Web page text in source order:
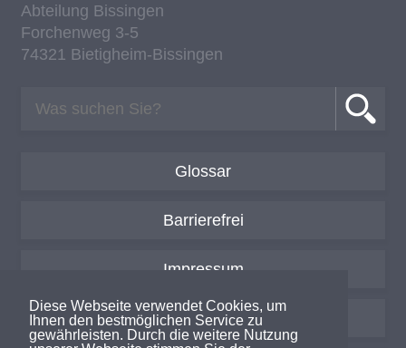
Diese Webseite verwendet Cookies, um
Ihnen den bestmöglichen Service zu
gewährleisten. Durch die weitere Nutzung
Ab­tei­lung Bis­sin­gen
For­chen­weg 3-5
74321 Bie­tig­heim-Bis­sin­gen
Glossar
Barrierefrei
Impressum
Datenschutzerklärung